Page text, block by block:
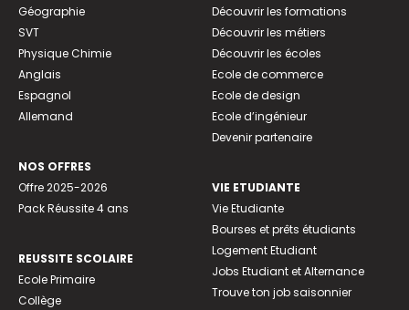
Géographie
SVT
Physique Chimie
Anglais
Espagnol
Allemand
NOS OFFRES
Offre 2025-2026
Pack Réussite 4 ans
REUSSITE SCOLAIRE
Ecole Primaire
Collège
Découvrir les formations
Découvrir les métiers
Découvrir les écoles
Ecole de commerce
Ecole de design
Ecole d’ingénieur
Devenir partenaire
VIE ETUDIANTE
Vie Etudiante
Bourses et prêts étudiants
Logement Etudiant
Jobs Etudiant et Alternance
Trouve ton job saisonnier